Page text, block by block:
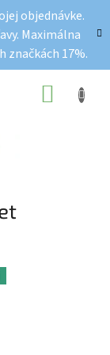
objednávke.
Maximálna
značkách 17%.